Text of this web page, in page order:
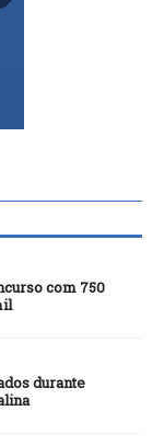
com 750
durante